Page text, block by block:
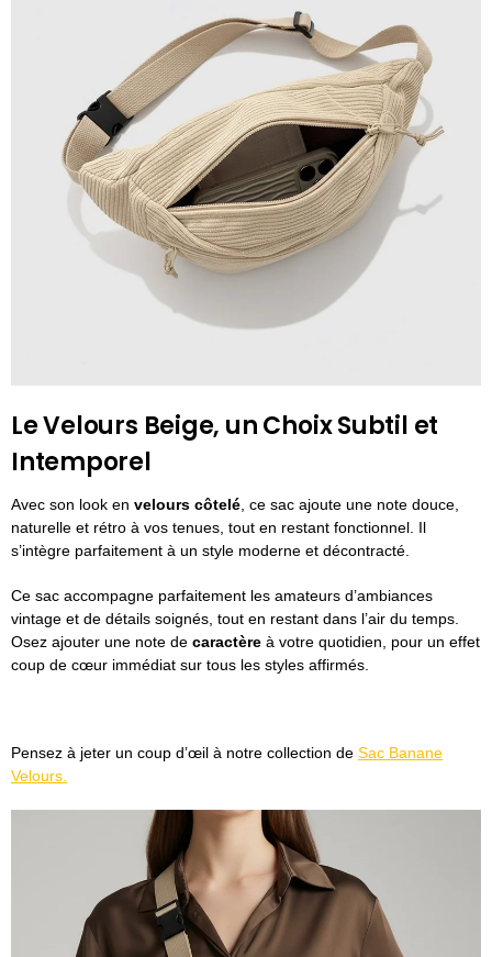
Le Velours Beige, un Choix Subtil et
Intemporel
Avec son look en velours côtelé , ce sac ajoute une note douce,
naturelle et rétro à vos tenues, tout en restant fonctionnel. Il
s’intègre parfaitement à un style moderne et décontracté.
Ce sac accompagne parfaitement les amateurs d’ambiances
vintage et de détails soignés, tout en restant dans l’air du temps.
Osez ajouter une note de caractère à votre quotidien, pour un effet
coup de cœur immédiat sur tous les styles affirmés.
Pensez à jeter un coup d’œil à notre collection de Sac Banane
Velours.